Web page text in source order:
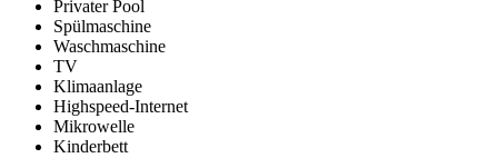
Privater Pool
Spülmaschine
Waschmaschine
TV
Klimaanlage
Highspeed-Internet
Mikrowelle
Kinderbett